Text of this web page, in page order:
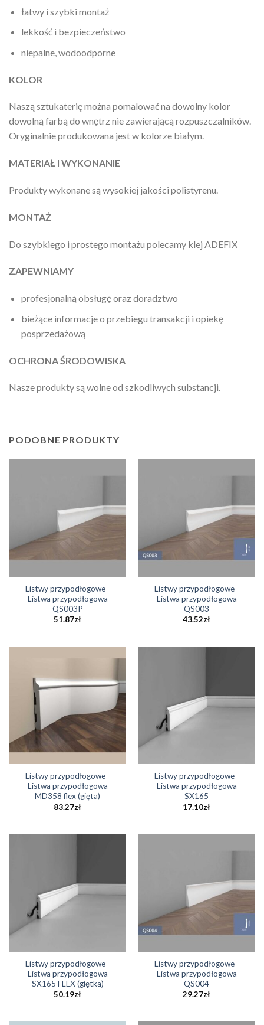
łatwy i szybki montaż
lekkość i bezpieczeństwo
niepalne, wodoodporne
KOLOR
Naszą sztukaterię można pomalować na dowolny kolor
dowolną farbą do wnętrz nie zawierającą rozpuszczalników.
Oryginalnie produkowana jest w kolorze białym.
MATERIAŁ I WYKONANIE
Produkty wykonane są wysokiej jakości polistyrenu.
MONTAŻ
Do szybkiego i prostego montażu polecamy klej ADEFIX
ZAPEWNIAMY
profesjonalną obsługę oraz doradztwo
bieżące informacje o przebiegu transakcji i opiekę
posprzedażową
OCHRONA ŚRODOWISKA
Nasze produkty są wolne od szkodliwych substancji.
PODOBNE PRODUKTY
Listwy przypodłogowe -
Listwa przypodłogowa
QS003P
51.87zł
Listwy przypodłogowe -
Listwa przypodłogowa
QS003
43.52zł
Listwy przypodłogowe -
Listwa przypodłogowa
MD358 flex (gięta)
83.27zł
Listwy przypodłogowe -
Listwa przypodłogowa
SX165
17.10zł
Listwy przypodłogowe -
Listwa przypodłogowa
SX165 FLEX (giętka)
50.19zł
Listwy przypodłogowe -
Listwa przypodłogowa
QS004
29.27zł